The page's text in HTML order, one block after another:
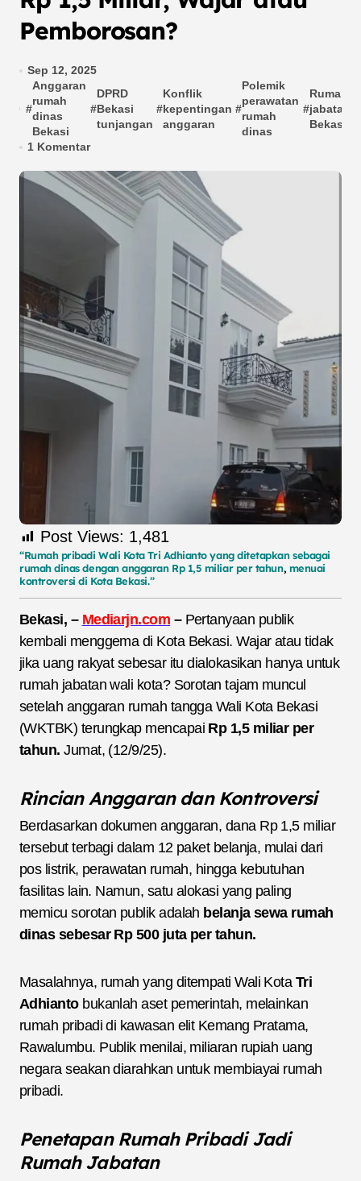
Pemborosan?
Sep 12, 2025
#
Anggaran
rumah
dinas
Bekasi
#
DPRD
Bekasi
tunjangan
#
Konflik
kepentingan
anggaran
#
Polemik
perawatan
rumah
dinas
#
Rumah
jabatan
Bekasi
1 Komentar
Post Views: 1,481
“Rumah pribadi Wali Kota Tri Adhianto yang ditetapkan sebagai
rumah dinas dengan anggaran Rp 1,5 miliar per tahun, menuai
kontroversi di Kota Bekasi.”
Bekasi, – Mediarjn.com –Pertanyaan publik
kembali menggema di Kota Bekasi. Wajar atau tidak
jika uang rakyat sebesar itu dialokasikan hanya untuk
rumah jabatan wali kota? Sorotan tajam muncul
setelah anggaran rumah tangga Wali Kota Bekasi
(WKTBK) terungkap mencapai Rp 1,5 miliar per
tahun.Jumat, (12/9/25).
Rincian Anggaran dan Kontroversi
Berdasarkan dokumen anggaran, dana Rp 1,5 miliar
tersebut terbagi dalam 12 paket belanja, mulai dari
pos listrik, perawatan rumah, hingga kebutuhan
fasilitas lain. Namun, satu alokasi yang paling
memicu sorotan publik adalah belanja sewa rumah
dinas sebesar Rp 500 juta per tahun.
Masalahnya, rumah yang ditempati Wali Kota Tri
Adhiantobukanlah aset pemerintah, melainkan
rumah pribadi di kawasan elit Kemang Pratama,
Rawalumbu. Publik menilai, miliaran rupiah uang
negara seakan diarahkan untuk membiayai rumah
pribadi.
Penetapan Rumah Pribadi Jadi
Rumah Jabatan